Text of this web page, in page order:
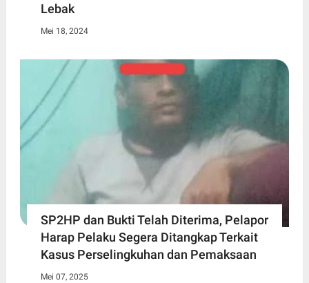
Lebak
Mei 18, 2024
SP2HP dan Bukti Telah Diterima, Pelapor
Harap Pelaku Segera Ditangkap Terkait
Kasus Perselingkuhan dan Pemaksaan
Mei 07, 2025